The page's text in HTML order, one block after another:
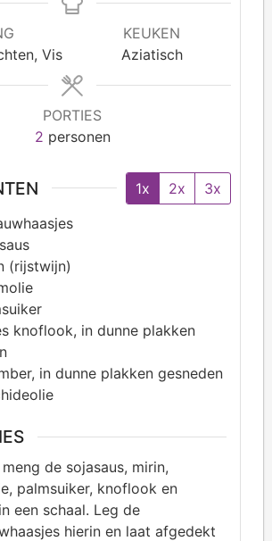
Vis
KEUKEN
Aziatisch
PORTIES
2 personen
1x 2x
3x
(rijstwijn)
knoflook, in dunne plakken
in dunne plakken gesneden
de sojasaus, mirin,
palmsuiker, knoflook en
een schaal. Leg de
hierin en laat afgedekt